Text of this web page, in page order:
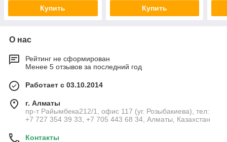
Купить Купить
О нас
Рейтинг не сформирован
Менее 5 отзывов за последний год
Работает с 03.10.2014
г. Алматы
пр-т Райымбека212/1, офис 117 (уг. Розыбакиева), тел:
+7 727 354 39 33, +7 705 443 68 34, Алматы, Казахстан
Контакты